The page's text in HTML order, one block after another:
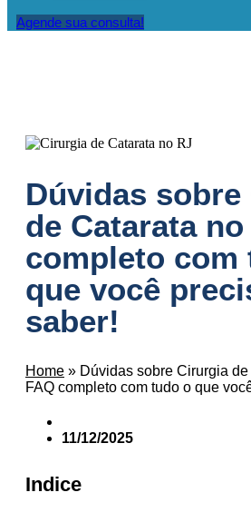
Agende sua consulta!
Dúvidas
de Catarata
completo com
que você
saber!
Home » Dúvidas sobre Cirurgia
FAQ completo com tudo o que
11/12/2025
Indice